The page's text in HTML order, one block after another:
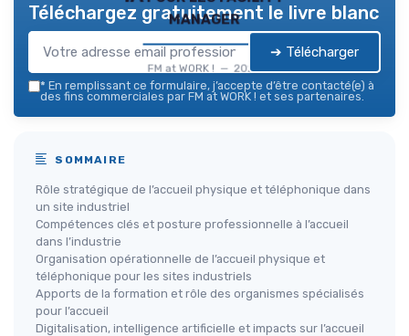
manager
FM at WORK ! — 2026
Téléchargez gratuitement le livre blanc
➔ Télécharger
* En remplissant ce formulaire, j’accepte d’être contacté(e) à
des fins commerciales par FM at WORK ! et ses partenaires.
SOMMAIRE
Rôle stratégique de l’accueil physique et téléphonique dans
un site industriel
Compétences clés et posture professionnelle à l’accueil
dans l’industrie
Organisation opérationnelle de l’accueil physique et
téléphonique pour les sites industriels
Apports de la formation et rôle des organismes spécialisés
pour l’accueil
Digitalisation, intelligence artificielle et impacts sur l’accueil